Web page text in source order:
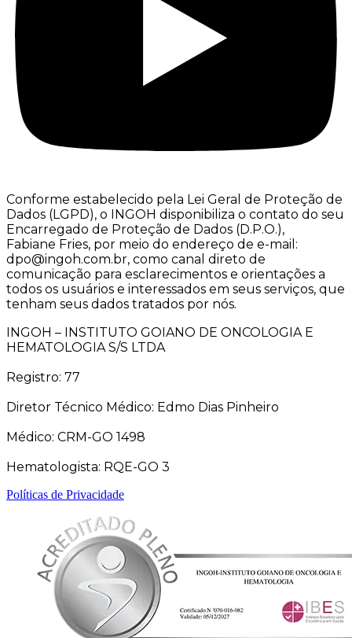
Conforme estabelecido pela Lei Geral de Proteção de
Dados (LGPD), o INGOH disponibiliza o contato do seu
Encarregado de Proteção de Dados (D.P.O.),
Fabiane Fries, por meio do endereço de e-mail:
dpo@ingoh.com.br, como canal direto de
comunicação para esclarecimentos e orientações a
todos os usuários e interessados em seus serviços, que
tenham seus dados tratados por nós.
INGOH – INSTITUTO GOIANO DE ONCOLOGIA E
HEMATOLOGIA S/S LTDA
Registro: 77
Diretor Técnico Médico: Edmo Dias Pinheiro
Médico: CRM-GO 1498
Hematologista: RQE-GO 3
Políticas de Privacidade